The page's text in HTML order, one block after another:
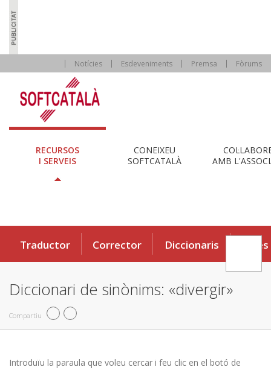
Notícies Esdeveniments Premsa Fòrums
RECURSOS
I SERVEIS
CONEIXEU
SOFTCATALÀ
AMB
Traductor Corrector Diccionaris Eines
Diccionari de sinònims: «divergir»
Compartiu
Introduïu la paraula que voleu cercar i feu clic en el botó de